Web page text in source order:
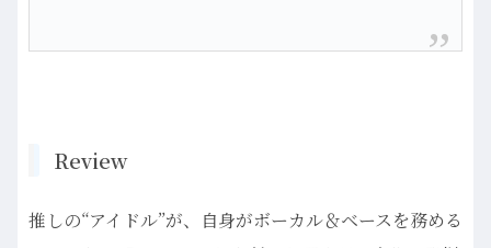
Review
推しの“アイドル”が、自身がボーカル＆ベースを務める